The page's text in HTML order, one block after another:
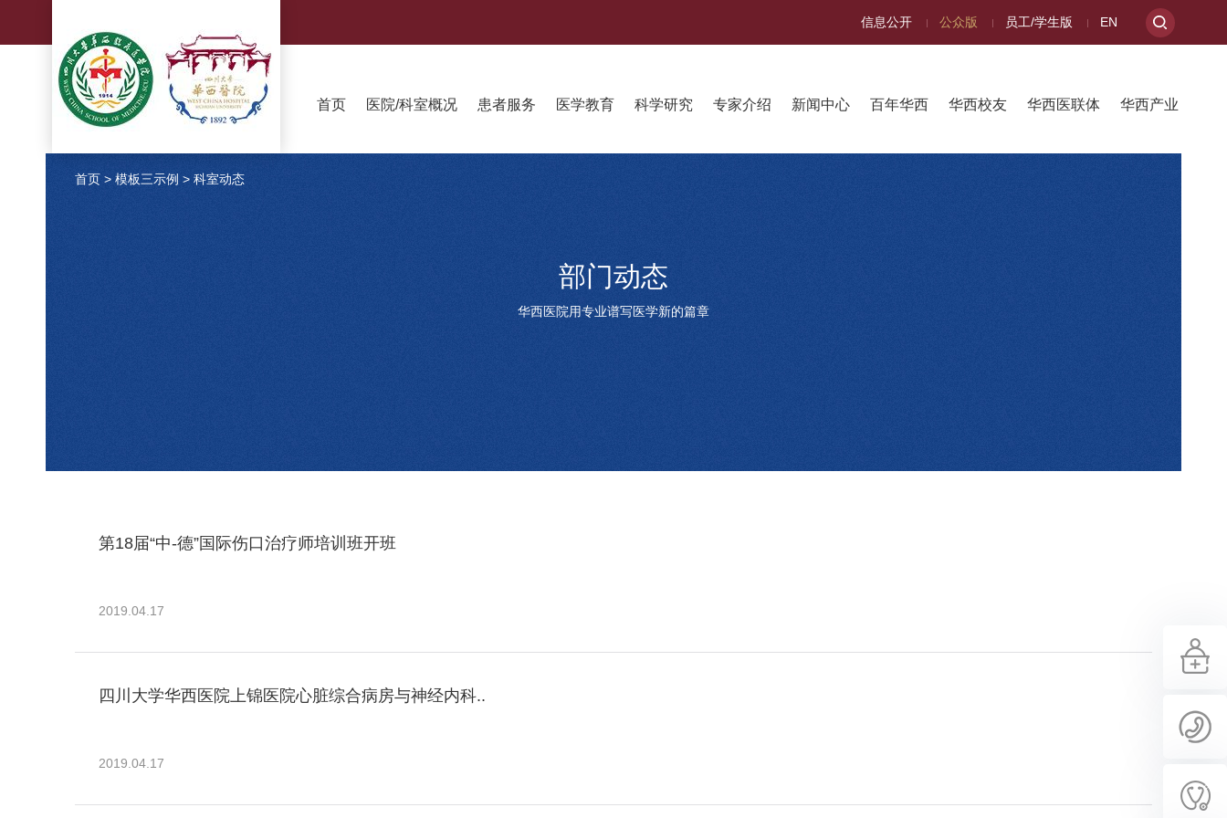
信息公开 公众版 员工/学生版 EN
首页 医院/科室概况 患者服务 医学教育 科学研究 专家介绍 新闻中心 百年华西 华西校友 华西医联体 华西产业
首页 > 模板三示例 > 科室动态
部门动态
华西医院用专业谱写医学新的篇章
第18届“中-德”国际伤口治疗师培训班开班
2019.04.17
四川大学华西医院上锦医院心脏综合病房与神经内科..
2019.04.17